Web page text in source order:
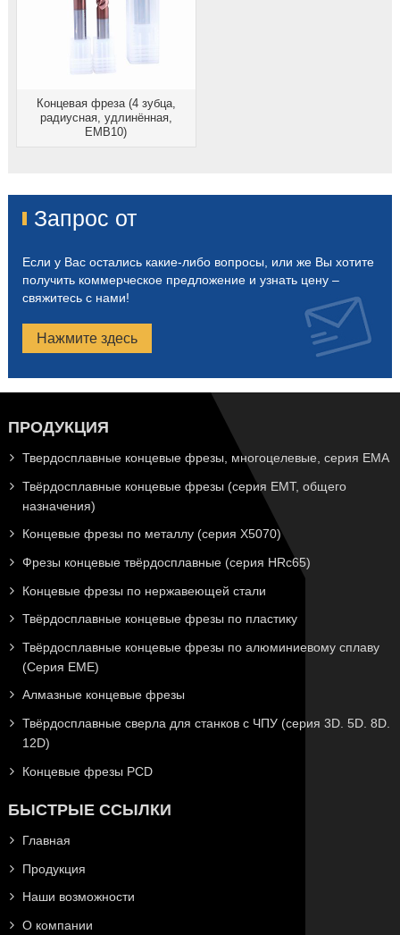
Концевая фреза (4 зубца,
радиусная, удлинённая,
EMB10)
Запрос от
Если у Вас остались какие-либо вопросы, или же Вы хотите
получить коммерческое предложение и узнать цену –
свяжитесь с нами!
Нажмите здесь
ПРОДУКЦИЯ
Твердосплавные концевые фрезы, многоцелевые, серия EMA
Твёрдосплавные концевые фрезы (серия EMT, общего
назначения)
Концевые фрезы по металлу (серия X5070)
Фрезы концевые твёрдосплавные (серия HRc65)
Концевые фрезы по нержавеющей стали
Твёрдосплавные концевые фрезы по пластику
Твёрдосплавные концевые фрезы по алюминиевому сплаву
(Серия EME)
Алмазные концевые фрезы
Твёрдосплавные сверла для станков с ЧПУ (серия 3D. 5D. 8D.
12D)
Концевые фрезы PCD
БЫСТРЫЕ ССЫЛКИ
Главная
Продукция
Наши возможности
О компании